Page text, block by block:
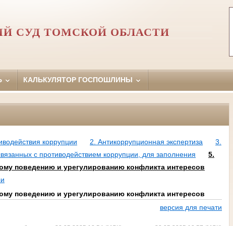
СУД ТОМСКОЙ ОБЛАСТИ
КАЛЬКУЛЯТОР ГОСПОШЛИНЫ
коррупции 2. Антикоррупционная экспертиза
3.
с противодействием коррупции, для заполнения
5.
поведению и урегулированию конфликта интересов
поведению и урегулированию конфликта интересов
версия для печати